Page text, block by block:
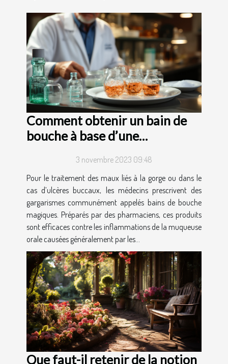
Comment obtenir un bain de
bouche à base d’une
3 novembre 2023 09:48
Pour le traitement des maux liés à la gorge ou dans le
cas d’ulcères buccaux, les médecins prescrivent des
gargarismes communément appelés bains de bouche
magiques. Préparés par des pharmaciens, ces produits
sont efficaces contre les inflammations de la muqueuse
orale causées généralement par les...
Que faut-il retenir de la notion